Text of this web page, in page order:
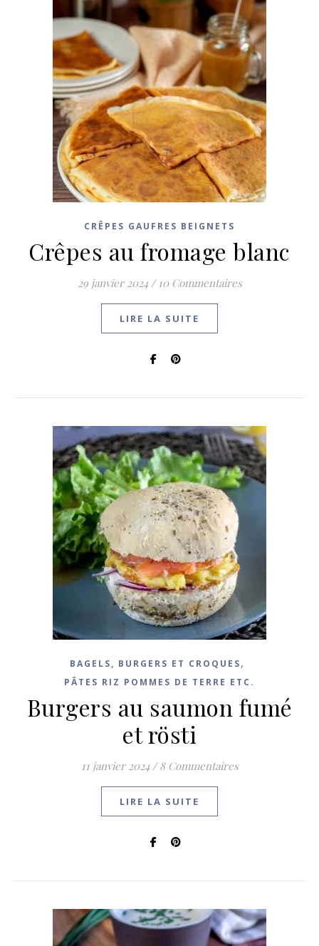
CRÊPES GAUFRES BEIGNETS
Crêpes au fromage blanc
29 janvier 2024 / 10 Commentaires
LIRE LA SUITE
BAGELS, BURGERS ET CROQUES,
PÂTES RIZ POMMES DE TERRE ETC.
Burgers au saumon fumé
et rösti
11 janvier 2024 / 8 Commentaires
LIRE LA SUITE